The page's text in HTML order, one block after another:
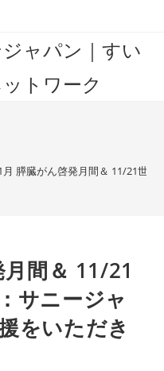
ャパン｜すい
トワーク
月 膵臓がん啓発月間＆ 11/21世
間＆ 11/21
サニージャ
をいただき